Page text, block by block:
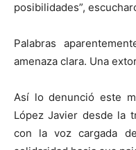
posibilidades”,
Palabras
amenaza clara. Una
Así lo denunció este
López Javier desde la
con la voz cargada